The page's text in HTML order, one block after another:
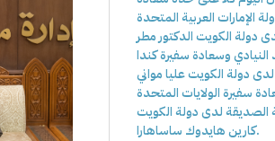
الإمارات العربية المتحدة
دولة الكويت الدكتور مطر
وسعادة سفيرة كندا
دولة الكويت عليا مواني
سفيرة الولايات المتحدة
الصديقة لدى دولة الكويت
كارين هايدوك ساساهارا.